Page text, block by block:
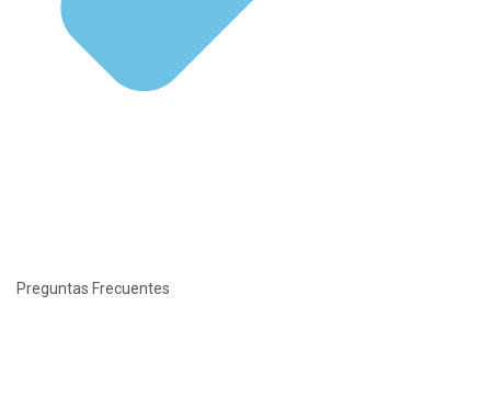
Preguntas Frecuentes